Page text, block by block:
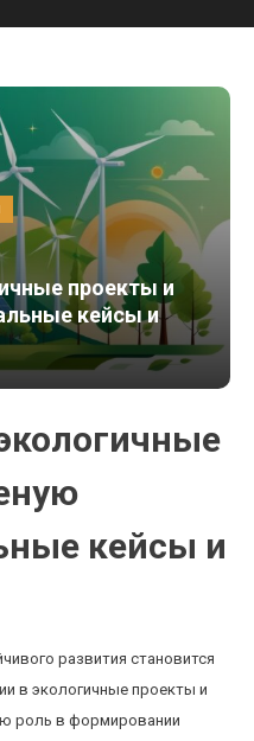
проекты и
кейсы и
кейсы и
развития становится
в экологичные проекты и
роль в формировании